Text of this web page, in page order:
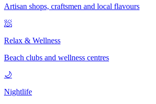
Artisan shops, craftsmen and local flavours
🧖
Relax & Wellness
Beach clubs and wellness centres
🌙
Nightlife